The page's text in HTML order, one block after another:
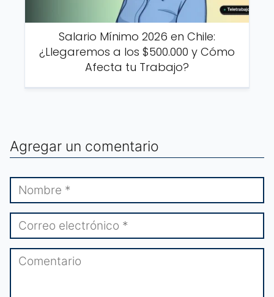
Salario Mínimo 2026 en Chile:
¿Llegaremos a los $500.000 y Cómo
Afecta tu Trabajo?
Agregar un comentario